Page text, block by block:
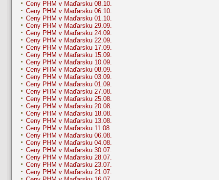
Ceny PHM v Maďarsku 08.10.
Ceny PHM v Maďarsku 06.10.
Ceny PHM v Maďarsku 01.10.
Ceny PHM v Maďarsku 29.09.
Ceny PHM v Maďarsku 24.09.
Ceny PHM v Maďarsku 22.09.
Ceny PHM v Maďarsku 17.09.
Ceny PHM v Maďarsku 15.09.
Ceny PHM v Maďarsku 10.09.
Ceny PHM v Maďarsku 08.09.
Ceny PHM v Maďarsku 03.09.
Ceny PHM v Maďarsku 01.09.
Ceny PHM v Maďarsku 27.08.
Ceny PHM v Maďarsku 25.08.
Ceny PHM v Maďarsku 20.08.
Ceny PHM v Maďarsku 18.08.
Ceny PHM v Maďarsku 13.08.
Ceny PHM v Maďarsku 11.08.
Ceny PHM v Maďarsku 06.08.
Ceny PHM v Maďarsku 04.08.
Ceny PHM v Maďarsku 30.07.
Ceny PHM v Maďarsku 28.07.
Ceny PHM v Maďarsku 23.07.
Ceny PHM v Maďarsku 21.07.